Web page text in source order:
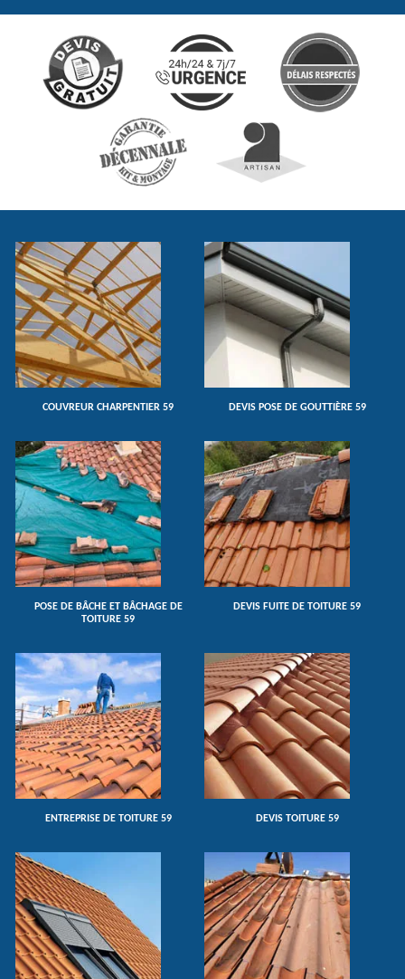
COUVREUR CHARPENTIER 59 DEVIS POSE DE GOUTTIÈRE 59
POSE DE BÂCHE ET BÂCHAGE DE
TOITURE 59
DEVIS FUITE DE TOITURE 59
ENTREPRISE DE TOITURE 59 DEVIS TOITURE 59